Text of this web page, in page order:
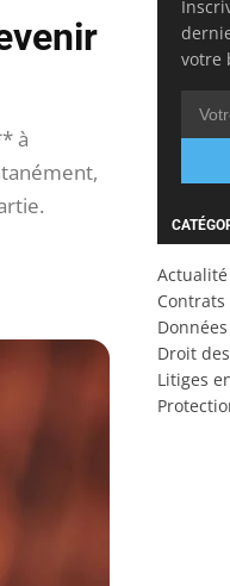
à
votre
Actualité
Droit
Litiges